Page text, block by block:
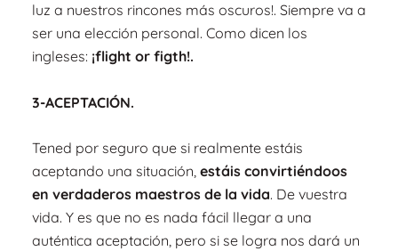
luz a nuestros rincones más oscuros!. Siempre va a
ser una elección personal. Como dicen los
ingleses: ¡flight or figth!.
3-ACEPTACIÓN.
Tened por seguro que si realmente estáis
aceptando una situación, estáis convirtiéndoos
en verdaderos maestros de la vida. De vuestra
vida. Y es que no es nada fácil llegar a una
auténtica aceptación, pero si se logra nos dará un